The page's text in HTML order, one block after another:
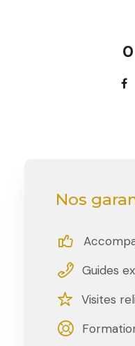
0
Nos
Guides
Visites